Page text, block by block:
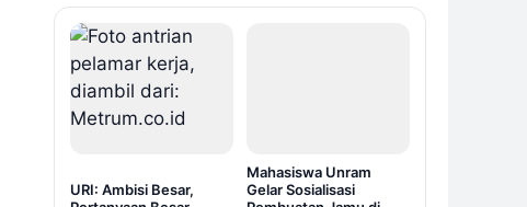
URI: Ambisi Besar,
Mahasiswa Unram
Gelar Sosialisasi